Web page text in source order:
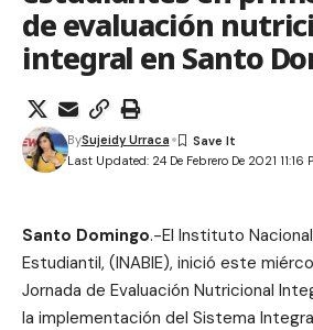
de evaluación
integral en Santo
Last Updated: 24 De Febrero De 2021 11:16
BySujeidy Urraca
Santo Domingo.-El Instituto
Estudiantil, (INABIE), inició este
Jornada de Evaluación Nutricional
la implementación del Sistema